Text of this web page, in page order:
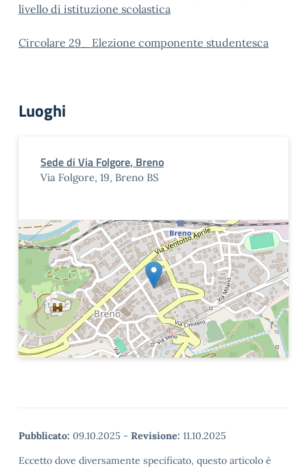
livello di istituzione scolastica
Circolare 29_ Elezione componente studentesca
Luoghi
Sede di Via Folgore, Breno
Via Folgore, 19, Breno BS
Pubblicato: 09.10.2025 - Revisione: 11.10.2025
Eccetto dove diversamente specificato, questo articolo è